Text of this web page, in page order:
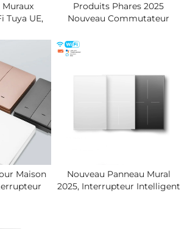
Tuya UE,
Neutre,
Maison
Produits Phares 2025
Nouveau Commutateur
Télécommande Panneau
Mural Transformation
Éclairages
Maison
Par
Seller,
Nouveau Panneau Mural
2025, Interrupteur Intelligent